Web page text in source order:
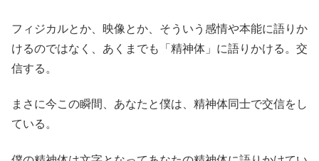
フィジカルとか、映像とか、そういう感情や本能に語りか
けるのではなく、あくまでも「精神体」に語りかける。交
信する。
まさに今この瞬間、あなたと僕は、精神体同士で交信をし
ている。